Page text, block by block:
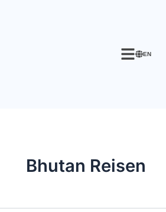
EN
Bhutan Reisen